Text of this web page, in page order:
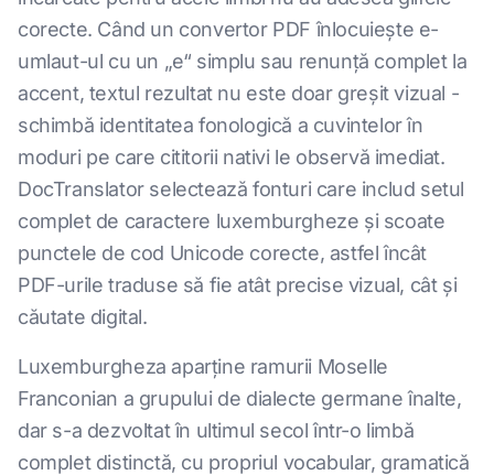
corecte. Când un convertor PDF înlocuiește e-
umlaut-ul cu un „e“ simplu sau renunță complet la
accent, textul rezultat nu este doar greșit vizual -
schimbă identitatea fonologică a cuvintelor în
moduri pe care cititorii nativi le observă imediat.
DocTranslator selectează fonturi care includ setul
complet de caractere luxemburgheze și scoate
punctele de cod Unicode corecte, astfel încât
PDF-urile traduse să fie atât precise vizual, cât și
căutate digital.
Luxemburgheza aparține ramurii Moselle
Franconian a grupului de dialecte germane înalte,
dar s-a dezvoltat în ultimul secol într-o limbă
complet distinctă, cu propriul vocabular, gramatică